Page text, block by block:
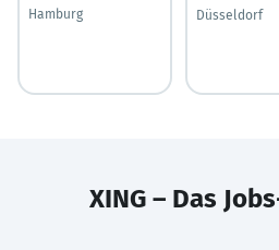
Hamburg
Düsseldorf
XING – Das